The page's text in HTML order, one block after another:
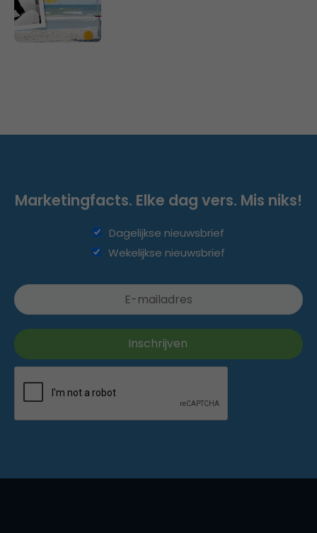
Marketingfacts. Elke dag vers. Mis niks!
Dagelijkse nieuwsbrief
Wekelijkse nieuwsbrief